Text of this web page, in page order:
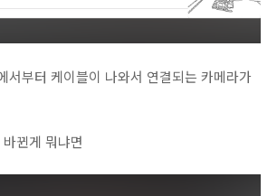
서부터 케이블이 나와서 연결되는 카메라가
뀐게 뭐냐면